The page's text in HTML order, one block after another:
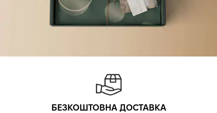
БЕЗКОШТОВНА ДОСТАВКА